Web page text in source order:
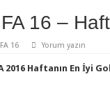
16 –
16 Yorum yazın
2016 Haftanın En İyi